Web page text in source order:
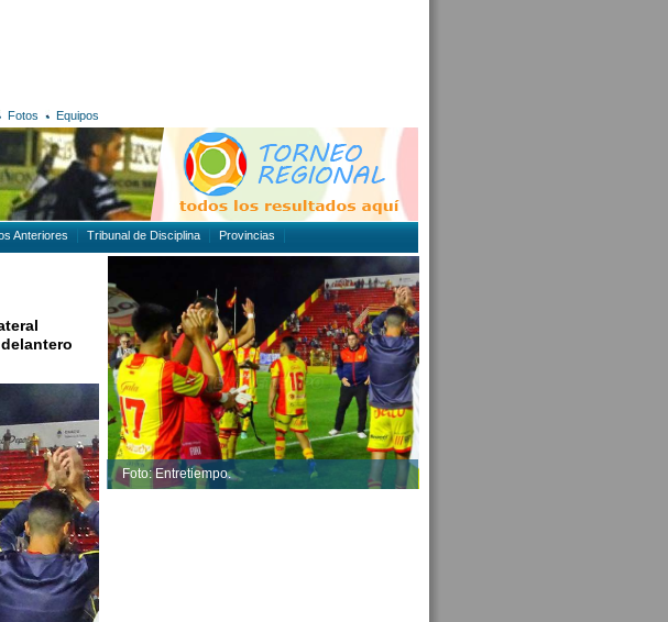
Fotos Equipos
Anteriores Tribunal de Disciplina Provincias
Foto: Entretiempo.